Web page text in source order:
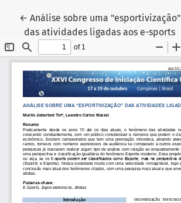
← Voltar aos Detalhes do Artigo
Análise sobre uma "esportivização"
das atividades ligadas aos e-sports